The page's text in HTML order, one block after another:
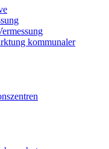
kommunaler